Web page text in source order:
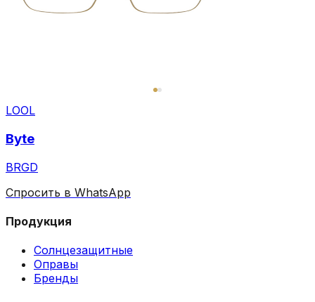
LOOL
Byte
BRGD
Спросить в WhatsApp
Продукция
Солнцезащитные
Оправы
Бренды